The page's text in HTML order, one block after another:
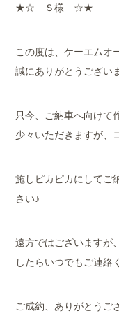
★☆ Ｓ様 ☆★
この度は、ケーエムオ
誠にありがとうござい
只今、ご納車へ向け
少々いただきますが、
施しピカピカにしてご
さい♪
遠方ではございますが
したらいつでもご連絡
ご成約、ありがとうご